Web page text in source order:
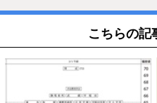
こちらの記